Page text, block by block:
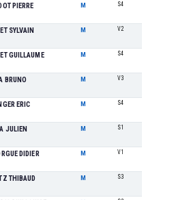
PIERRE M S4
SYLVAIN M V2
GUILLAUME M S4
BRUNO M V3
ERIC M S4
JULIEN M S1
DIDIER M V1
THIBAUD M S3